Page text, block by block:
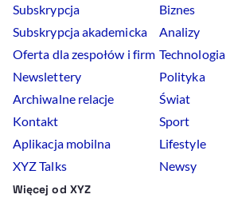
Subskrypcja
Subskrypcja akademicka
Oferta dla zespołów i firm
Newslettery
Archiwalne relacje
Kontakt
Aplikacja mobilna
XYZ Talks
Biznes
Analizy
Technologia
Polityka
Świat
Sport
Lifestyle
Newsy
Więcej od XYZ